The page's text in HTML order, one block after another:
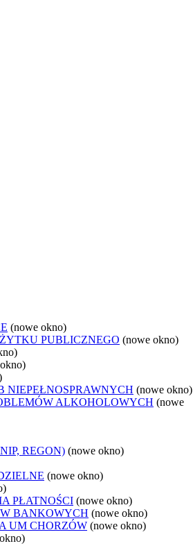
(nowe okno)
PUBLICZNEGO (nowe okno)
NIEPEŁNOSPRAWNYCH (nowe okno)
ALKOHOLOWYCH (nowe
REGON) (nowe okno)
(nowe okno)
PŁATNOŚCI (nowe okno)
BANKOWYCH (nowe okno)
UM CHORZÓW (nowe okno)